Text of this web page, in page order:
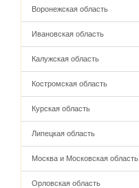
Воронежская область
Ивановская область
Калужская область
Костромская область
Курская область
Липецкая область
Москва и Московская область
Орловская область